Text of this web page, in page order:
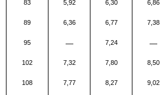
83 5,92 6,30 6,86
89 6,36 6,77 7,38
95 — 7,24 —
102 7,32 7,80 8,50
108 7,77 8,27 9,02